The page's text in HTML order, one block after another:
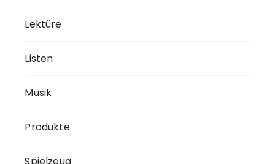
Lektüre
Listen
Musik
Produkte